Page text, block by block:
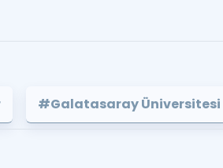
#Galatasaray Üniversitesi